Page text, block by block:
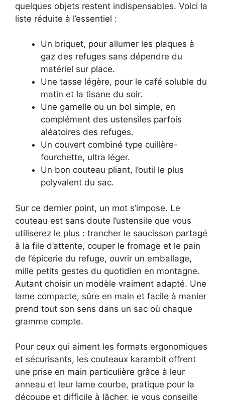
quelques objets restent indispensables. Voici la
liste réduite à l’essentiel :
Un briquet, pour allumer les plaques à
gaz des refuges sans dépendre du
matériel sur place.
Une tasse légère, pour le café soluble du
matin et la tisane du soir.
Une gamelle ou un bol simple, en
complément des ustensiles parfois
aléatoires des refuges.
Un couvert combiné type cuillère-
fourchette, ultra léger.
Un bon couteau pliant, l’outil le plus
polyvalent du sac.
Sur ce dernier point, un mot s’impose. Le
couteau est sans doute l’ustensile que vous
utiliserez le plus : trancher le saucisson partagé
à la file d’attente, couper le fromage et le pain
de l’épicerie du refuge, ouvrir un emballage,
mille petits gestes du quotidien en montagne.
Autant choisir un modèle vraiment adapté. Une
lame compacte, sûre en main et facile à manier
prend tout son sens dans un sac où chaque
gramme compte.
Pour ceux qui aiment les formats ergonomiques
et sécurisants, les couteaux karambit offrent
une prise en main particulière grâce à leur
anneau et leur lame courbe, pratique pour la
découpe et difficile à lâcher, je vous conseille